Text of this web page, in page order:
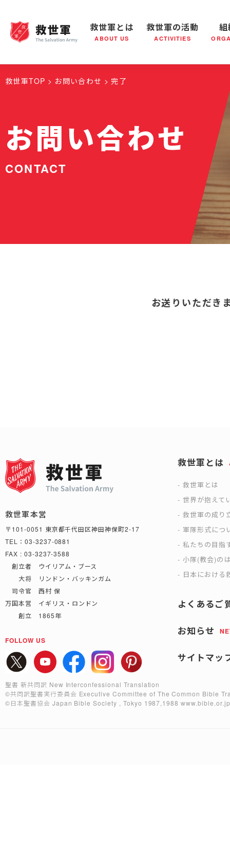
救世軍とは
ABOUT US
救世軍とは 世界が抱えている社会問題 救世軍
救世軍の活動
ACTIVITIES
救世軍の活動 社会鍋
組織概要
救世軍TOP お問い合わせ 完了
お問い合わせ
CONTACT
お送りいただき
救世軍本営
〒101-0051 東京都千代田区神田神保町2-17
TEL：03-3237-0881
FAX : 03-3237-3588
創立者 ウイリアム・ブース
大将 リンドン・バッキンガム
司令官 西村 保
万国本営 イギリス・ロンドン
創立 1865年
FOLLOW US
救世軍とは
救世軍とは
世界が抱えて
救世軍の成り
軍隊形式につ
私たちの目指
小隊(教会)の
日本における
よくあるご
お知らせ
サイトマッ
聖書 新共同訳 New Interconfessional Translation
©共同訳聖書実行委員会 Executive Committee of The Common Bible
©日本聖書協会 Japan Bible Society , Tokyo 1987,1988www.bible.or.jp